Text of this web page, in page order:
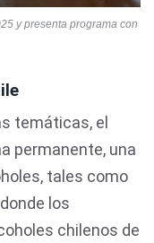
y presenta programa con
temáticas, el
permanente, una
tales como
los
chilenos de